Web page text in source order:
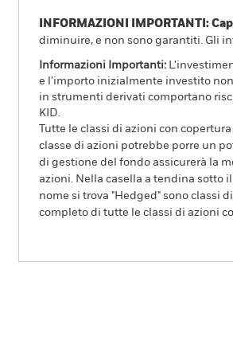
INFORMAZIONI IMPORTANTI:
diminuire, e non sono garantiti. Gli
Informazioni Importanti:
e l'importo inizialmente investito
in strumenti derivati comportano
KID.
Tutte le classi di azioni con
classe di azioni potrebbe porre un
di gestione del fondo assicurerà la
azioni. Nella casella a tendina sotto
nome si trova "Hedged" sono classi
completo di tutte le classi di azioni